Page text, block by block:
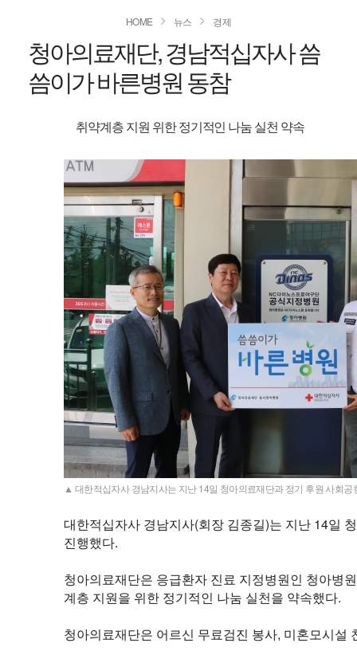
HOME 뉴스 경제
청아의료재단, 경남적십자사 씀
씀이가 바른병원 동참
취약계층 지원 위한 정기적인 나눔 실천 약속
▲ 대한적십자사 경남지사는 지난 14일 청아의료재단과 정기 후원 사회
대한적십자사 경남지사(회장 김종길)는 지난 14일
진행했다.
청아의료재단은 응급환자 진료 지정병원인 청아병
계층 지원을 위한 정기적인 나눔 실천을 약속했다.
청아의료재단은 어르신 무료검진 봉사, 미혼모시